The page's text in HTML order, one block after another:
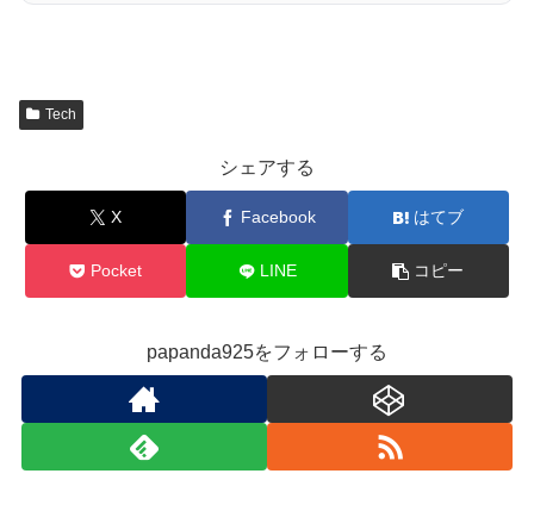
Tech
シェアする
X Facebook はてブ
Pocket LINE コピー
papanda925をフォローする